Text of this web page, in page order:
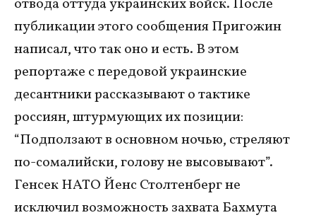
отвода оттуда украинских войск. После
публикации этого сообщения Пригожин
написал, что так оно и есть. В этом
репортаже с передовой украинские
десантники рассказывают о тактике
россиян, штурмующих их позиции:
“Подползают в основном ночью, стреляют
по-сомалийски, голову не высовывают”.
Генсек НАТО Йенс Столтенберг не
исключил возможность захвата Бахмута